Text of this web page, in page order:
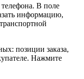
В поле
информацию,
позиции заказа,
Нажмите